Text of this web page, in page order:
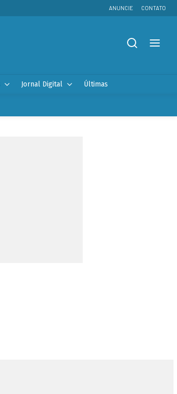
ANUNCIE CONTATO
Jornal Digital Últimas